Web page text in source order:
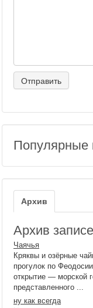
Популярные
Архив
Архив
Чаячья
Кряквы и озёрные
прогулок по
открытие — морской
представленного ...
ну как всегда